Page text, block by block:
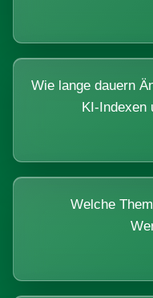
Wie lange dauern
KI-Indexen
Welche